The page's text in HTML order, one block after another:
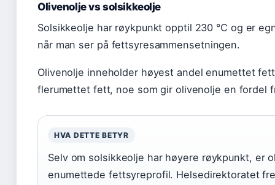
Olivenolje vs solsikkeolje
Solsikkeolje har røykpunkt opptil 230 °C og er
når man ser på fettsyresammensetningen.
Olivenolje inneholder høyest andel enumettet
flerumettet fett, noe som gir olivenolje en fordel
HVA DETTE BETYR
Selv om solsikkeolje har høyere røykpunkt, er
enumettede fettsyreprofil. Helsedirektoratet